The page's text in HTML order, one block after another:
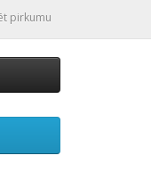
pirkumu